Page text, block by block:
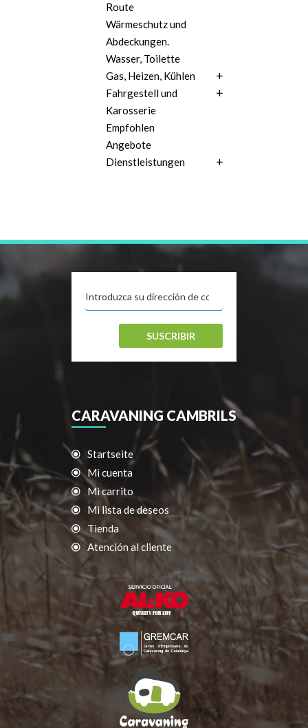
Route
Wärmeschutz und
Abdeckungen.
Wasser, Toilette
Gas, Heizen, Kühlen
Fahrgestell und
Karosserie
Empfohlen
Angebote
Dienstleistungen
SUSCRIBIR
CARAVANING CAMBRILS
Startseite
Mi cuenta
Mi carrito
Mi lista de deseos
Tienda
Atención al cliente